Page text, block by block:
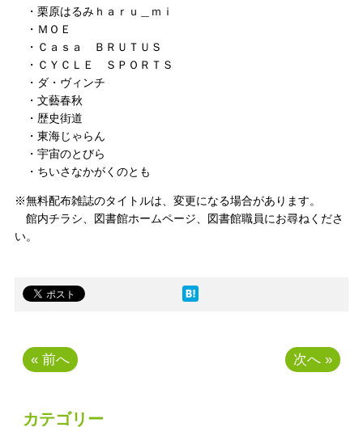
・栗原はるみｈａｒｕ＿ｍｉ
・ＭＯＥ
・Ｃａｓａ ＢＲＵＴＵＳ
・ＣＹＣＬＥ ＳＰＯＲＴＳ
・ダ・ヴィンチ
・文藝春秋
・歴史街道
・東海じゃらん
・宇宙のとびら
・ちいさなかがくのとも
※無料配布雑誌のタイトルは、変更になる場合があります。
館内チラシ、図書館ホームページ、図書館職員にお尋ねくださ
い。
« 前へ 次へ »
カテゴリー